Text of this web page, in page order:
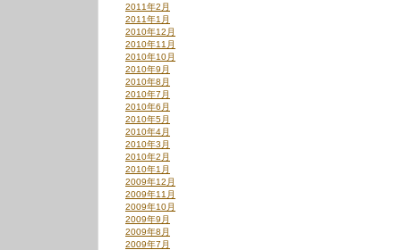
2011年2月
2011年1月
2010年12月
2010年11月
2010年10月
2010年9月
2010年8月
2010年7月
2010年6月
2010年5月
2010年4月
2010年3月
2010年2月
2010年1月
2009年12月
2009年11月
2009年10月
2009年9月
2009年8月
2009年7月